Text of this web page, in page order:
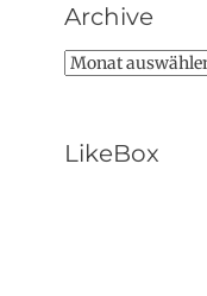
Archive
Archive
LikeBox